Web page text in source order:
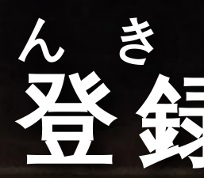
登
んき